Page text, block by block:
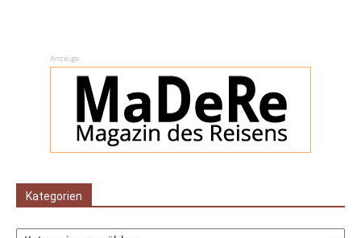
Anzeige
Kategorien
Kategorien